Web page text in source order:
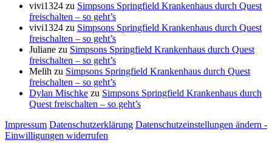
vivi1324 zu Simpsons Springfield Krankenhaus durch Quest
freischalten – so geht’s
vivi1324 zu Simpsons Springfield Krankenhaus durch Quest
freischalten – so geht’s
Juliane zu Simpsons Springfield Krankenhaus durch Quest
freischalten – so geht’s
Melih zu Simpsons Springfield Krankenhaus durch Quest
freischalten – so geht’s
Dylan Mischke zu Simpsons Springfield Krankenhaus durch
Quest freischalten – so geht’s
Impressum Datenschutzerklärung Datenschutzeinstellungen ändern -
Einwilligungen widerrufen